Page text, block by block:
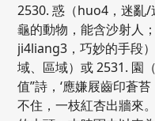
2530. 惑（huo4，迷亂
龜的動物，能含沙射人
ji4liang3，巧妙的手段
域、區域）或 2531. 園
值”詩，‘應嫌屐齒印蒼
不住，一枝紅杏出牆來